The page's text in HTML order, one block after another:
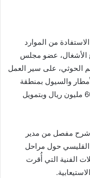
من الموارد
الأشغال، عضو مجلس
الحوثي، على سير العمل
والسيول بمنطقة
المطار في مديرية بني الحارث، بتكلفة 600 مليون ريال وبتمويل
شرح مفصل من مدير
القليسي حول مراحل
الفنية التي أُقرت